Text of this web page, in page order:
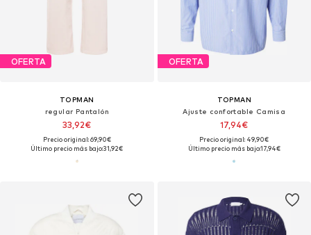
OFERTA
TOPMAN
regular Pantalón
33,92€
Precio original: 69,90€
Último precio más bajo:31,92€
OFERTA
TOPMAN
Ajuste confortable Camisa
17,94€
Precio original: 49,90€
Último precio más bajo:17,94€